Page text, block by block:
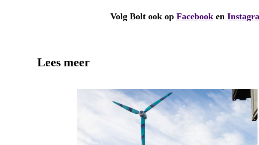
Volg Bolt ook op Facebook en
Lees meer